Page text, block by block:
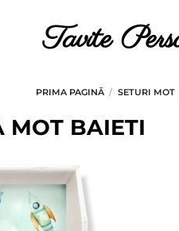
Tavite
PRIMA PAGINĂ / SETURI MOT
MOT BAIETI